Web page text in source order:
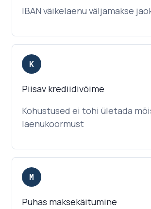
IBAN väikelaenu väljamakse
K
Piisav krediidivõime
Kohustused ei tohi ületada
laenukoormust
M
Puhas maksekäitumine